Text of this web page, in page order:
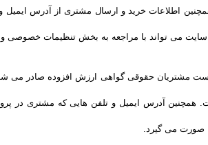
اطلاعات خرید و ارسال مشتری از آدرس
می تواند با مراجعه به بخش تنظیمات خصوصی
مشتریان حقوقی گواهی ارزش افزوده صادر می
همچنین آدرس ایمیل و تلفن هایی که مشتری در
صورت می گیرد.